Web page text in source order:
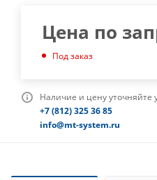
Цена по
Под заказ
Наличие и цену уточняйте
+7 (812) 325 36 85
info@mt-system.ru